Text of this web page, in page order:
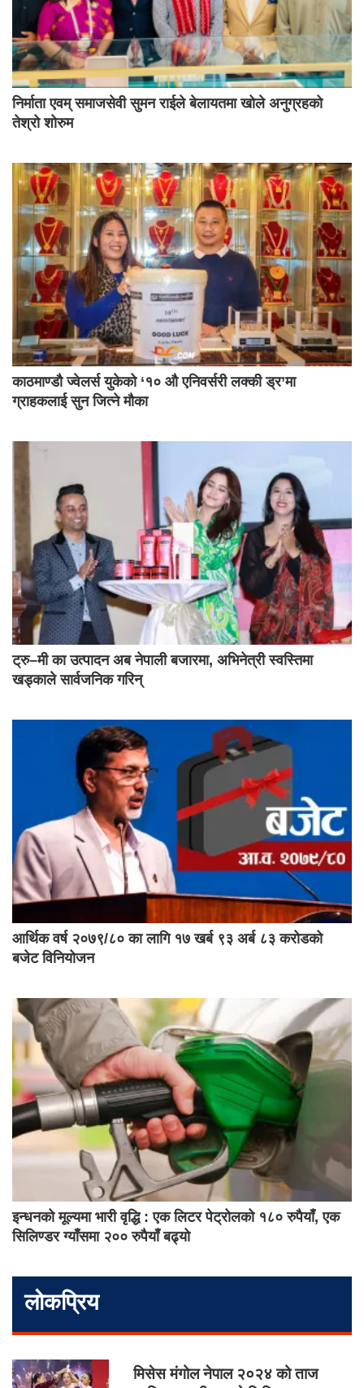
निर्माता एवम् समाजसेवी सुमन राईले बेलायतमा खोले अनुग्रहको
तेश्रो शोरुम
काठमाण्डौ ज्वेलर्स युकेको ‘१० औ एनिवर्सरी लक्की ड्र’मा
ग्राहकलाई सुन जित्ने मौका
ट्रु–मी का उत्पादन अब नेपाली बजारमा, अभिनेत्री स्वस्तिमा
खड्काले सार्वजनिक गरिन्
आर्थिक वर्ष २०७९/८० का लागि १७ खर्ब ९३ अर्ब ८३ करोडको
बजेट विनियोजन
इन्धनको मूल्यमा भारी वृद्धि : एक लिटर पेट्रोलको १८० रुपैयाँ, एक
सिलिण्डर ग्याँसमा २०० रुपैयाँ बढ्यो
लोकप्रिय
मिसेस मंगोल नेपाल २०२४ को ताज